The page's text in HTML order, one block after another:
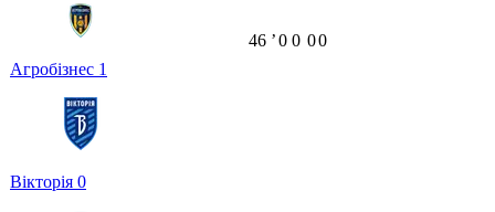
Агробізнес 1
Вікторія 0
46 ʼ0 0 00